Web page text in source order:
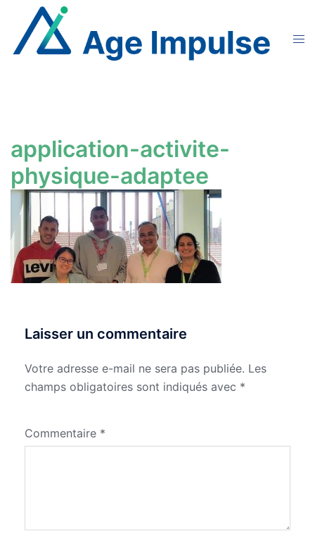
contenu
application-activite-
physique-adaptee
Laisser un commentaire
Votre adresse e-mail ne sera pas publiée. Les
champs obligatoires sont indiqués avec *
Commentaire *